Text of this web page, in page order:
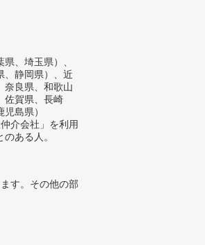
、埼玉県）、
、静岡県）、近
奈良県、和歌山
佐賀県、長崎
島県）
介会社」を利用
ある人。
す。その他の部